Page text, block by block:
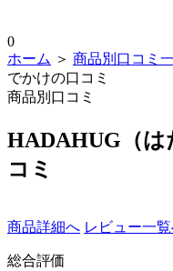
0
ホーム ＞ 商品別口コミ
でかけの口コミ
商品別口コミ
HADAHUG（は
コミ
商品詳細へ レビュー一
総合評価